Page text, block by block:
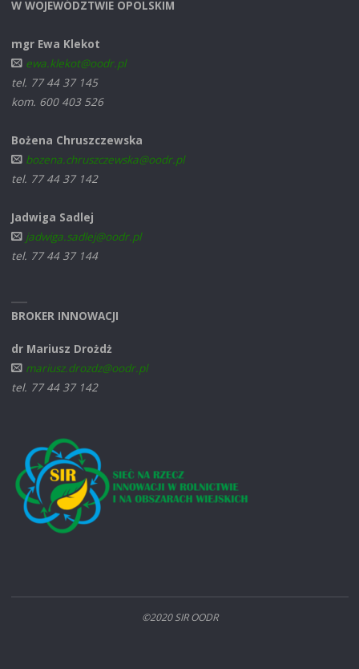
W WOJEWÓDZTWIE OPOLSKIM
mgr Ewa Klekot
ewa.klekot@oodr.pl
tel. 77 44 37 145
kom. 600 403 526
Bożena Chruszczewska
bozena.chruszczewska@oodr.pl
tel. 77 44 37 142
Jadwiga Sadlej
jadwiga.sadlej@oodr.pl
tel. 77 44 37 144
BROKER INNOWACJI
dr Mariusz Drożdż
mariusz.drozdz@oodr.pl
tel. 77 44 37 142
©2020 SIR OODR